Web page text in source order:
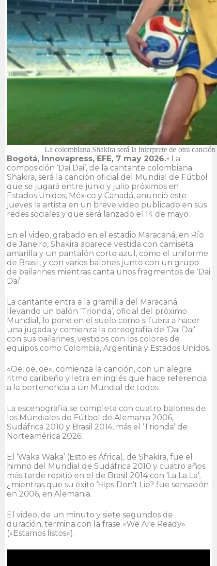
La colombiana Shakira será la interprete de otra
Bogotá, Innovapress, EFE, 7 may 2026.- La
composición ‘Dai Dai’, de la cantante colombiana
Shakira, será la canción oficial del Mundial de Fútbol
que se jugará entre junio y julio próximos en
Estados Unidos, México y Canadá, anunció este
jueves la artista en un breve video publicado en sus
redes sociales y que será lanzado el 14 de mayo.
En el video, grabado en el estadio Maracaná, en Río
de Janeiro, Shakira aparece vestida con camiseta
amarilla y un pantalón corto azul, como el uniforme
de Brasil, y con varios balones junto con un grupo
de bailarines mientras canta unos fragmentos de ‘Dai
Dai’.
La cantante entra a la gramilla del Maracaná
llevando un balón ‘Trionda’, oficial del próximo
Mundial, lo pone en el suelo como si fuera a hacer
una jugada y comienza la coreografía de ‘Dai Dai’
con sus bailarines, vestidos con los colores de
equipos como Colombia, Argentina y Estados Unidos.
«Oe, oe, oe», comienza la canción, con un alegre
ritmo caribeño y letra en inglés que hace referencia
a la pertenencia a un Mundial de todos.
La escenografía se completa con cuatro balones de
los Mundiales de Fútbol de Alemania 2006,
Sudáfrica 2010 y Brasil 2014, más el ‘Trionda’ de
Norteamérica 2026.
El ‘Waka Waka’ (Esto es África), de Shakira, fue el
himno del Mundial de Sudáfrica 2010 y cuatro años
más tarde repitió en el de Brasil 2014 con ‘La La La’,
¿mientras que su éxito ‘Hips Don’t Lie? fue sensación
en 2006, en Alemania.
El video, de un minuto y siete segundos de
duración, termina con la frase «We Are Ready»
(«Estamos listos»).